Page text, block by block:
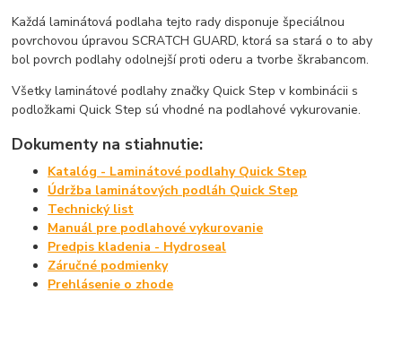
Každá laminátová podlaha tejto rady disponuje špeciálnou
povrchovou úpravou SCRATCH GUARD, ktorá sa stará o to aby
bol povrch podlahy odolnejší proti oderu a tvorbe škrabancom.
Všetky laminátové podlahy značky Quick Step v kombinácii s
podložkami Quick Step sú vhodné na podlahové vykurovanie.
Dokumenty na stiahnutie:
Katalóg - Laminátové podlahy Quick Step
Údržba laminátových podláh Quick Step
Technický list
Manuál pre podlahové vykurovanie
Predpis kladenia - Hydroseal
Záručné podmienky
Prehlásenie o zhode